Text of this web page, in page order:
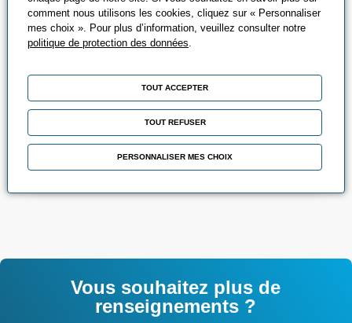
Qualité - Sécurité -
Environnement
Agir pour la performance, la prévention et la
planète
Vous souhaitez plus de
renseignements ?
comment nous utilisons les cookies, cliquez sur « Personnaliser
mes choix ». Pour plus d’information, veuillez consulter notre
politique de protection des données
TOUT ACCEPTER
TOUT REFUSER
PERSONNALISER MES CHOIX